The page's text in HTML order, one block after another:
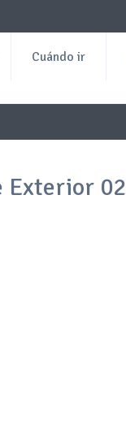
Cuándo ir
Exterior 02